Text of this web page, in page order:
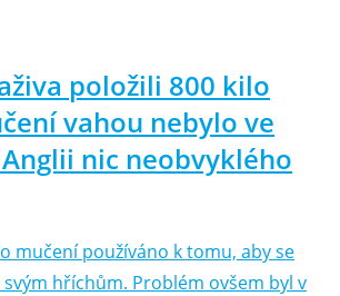
položili 800 kilo
vahou nebylo ve
nic neobvyklého
mučení používáno k tomu, aby se
hříchům. Problém ovšem byl v